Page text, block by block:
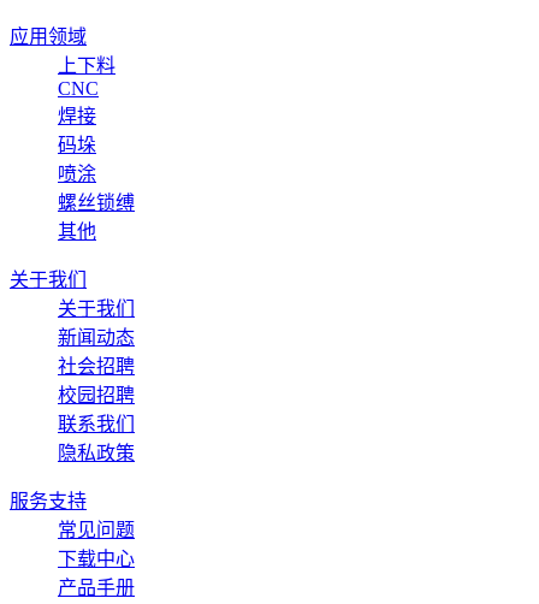
应用领域
上下料
CNC
焊接
码垛
喷涂
螺丝锁缚
其他
关于我们
关于我们
新闻动态
社会招聘
校园招聘
联系我们
隐私政策
服务支持
常见问题
下载中心
产品手册